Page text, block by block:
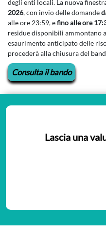
degli enti locali. La nuova
2026, con invio delle domande
alle ore 23:59, efino alle ore
residue disponibili ammontano a
esaurimento anticipato delle
procederà alla chiusura del
Consulta il bando
Lascia una